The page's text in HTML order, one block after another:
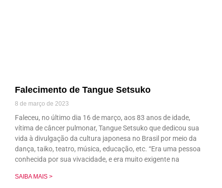
Falecimento de Tangue Setsuko
8 de março de 2023
Faleceu, no último dia 16 de março, aos 83 anos de idade,
vítima de câncer pulmonar, Tangue Setsuko que dedicou sua
vida à divulgação da cultura japonesa no Brasil por meio da
dança, taiko, teatro, música, educação, etc. “Era uma pessoa
conhecida por sua vivacidade, e era muito exigente na
SAIBA MAIS >